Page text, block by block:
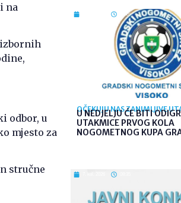
na
izbornih
odbor, u
mjesto za
stručne
09:26
OČEKUJU NAS ZANIMLJIVE
U NEDJELJU ĆE BITI
UTAKMICE PRVOG KOLA
NOGOMETNOG KUPA